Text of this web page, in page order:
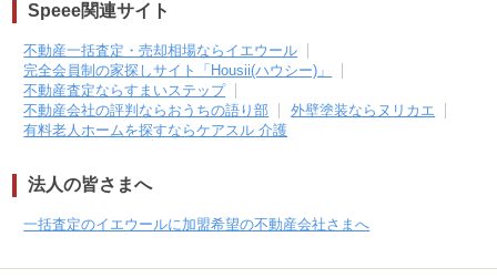
Speee関連サイト
不動産一括査定・売却相場ならイエウール
完全会員制の家探しサイト「Housii(ハウシー)」
不動産査定ならすまいステップ
不動産会社の評判ならおうちの語り部
外壁塗装ならヌリカエ
有料老人ホームを探すならケアスル 介護
法人の皆さまへ
一括査定のイエウールに加盟希望の不動産会社さまへ